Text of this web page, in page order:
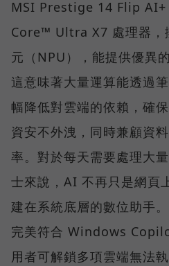
MSI Prestige 14 Flip
Core™ Ultra X7 處理器，
元（NPU），能提供優異
這意味著大量運算能透過
幅降低對雲端的依賴，確
資安不外洩，同時兼顧資
率。對於每天需要處理大
士來說，AI 不再只是網頁
建在系統底層的數位助手
完美符合 Windows
用者可解鎖多項雲端無法